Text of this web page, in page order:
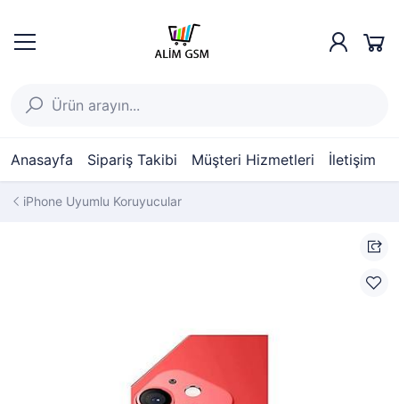
Anasayfa Sipariş Takibi Müşteri Hizmetleri İletişim
iPhone Uyumlu Koruyucular